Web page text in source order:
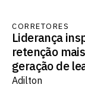
CORRETORES
Liderança
retenção
geração de
Adilton